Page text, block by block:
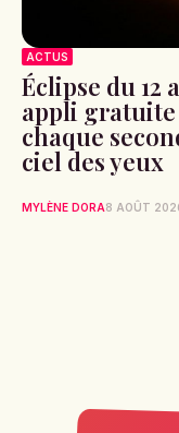
ACTUS
Éclipse du 12
appli gratuite
chaque
ciel des yeux
MYLÈNE DORA8 AOÛT